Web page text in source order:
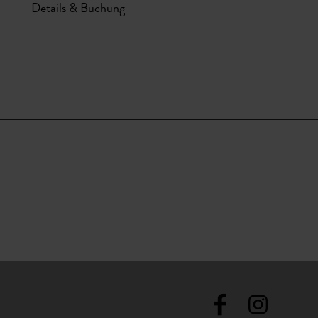
Details & Buchung